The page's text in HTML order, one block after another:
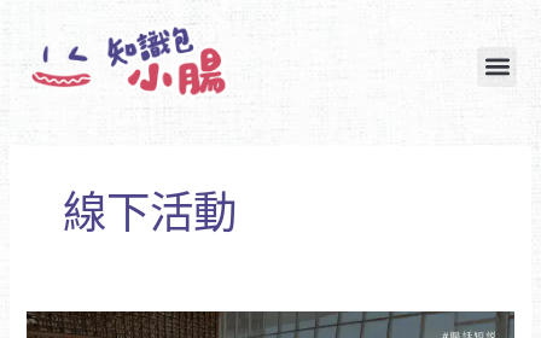
線下活動
［腸